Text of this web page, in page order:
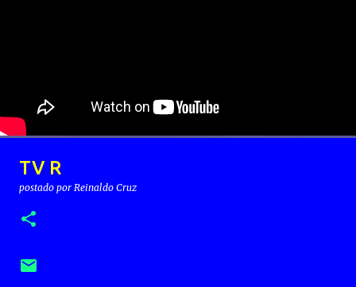
TV R
postado por Reinaldo Cruz